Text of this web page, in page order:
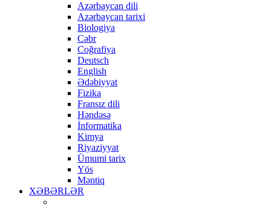
Azərbaycan dili
Azərbaycan tarixi
Biologiya
Cəbr
Coğrafiya
Deutsch
English
Ədəbiyyat
Fizika
Fransız dili
Həndəsə
İnformatika
Kimya
Riyaziyyat
Ümumi tarix
Yös
Məntiq
XƏBƏRLƏR